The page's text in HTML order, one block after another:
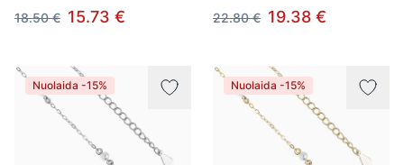
18.50 € 15.73 €
22.80 € 19.38 €
Nuolaida -15% Nuolaida -15%